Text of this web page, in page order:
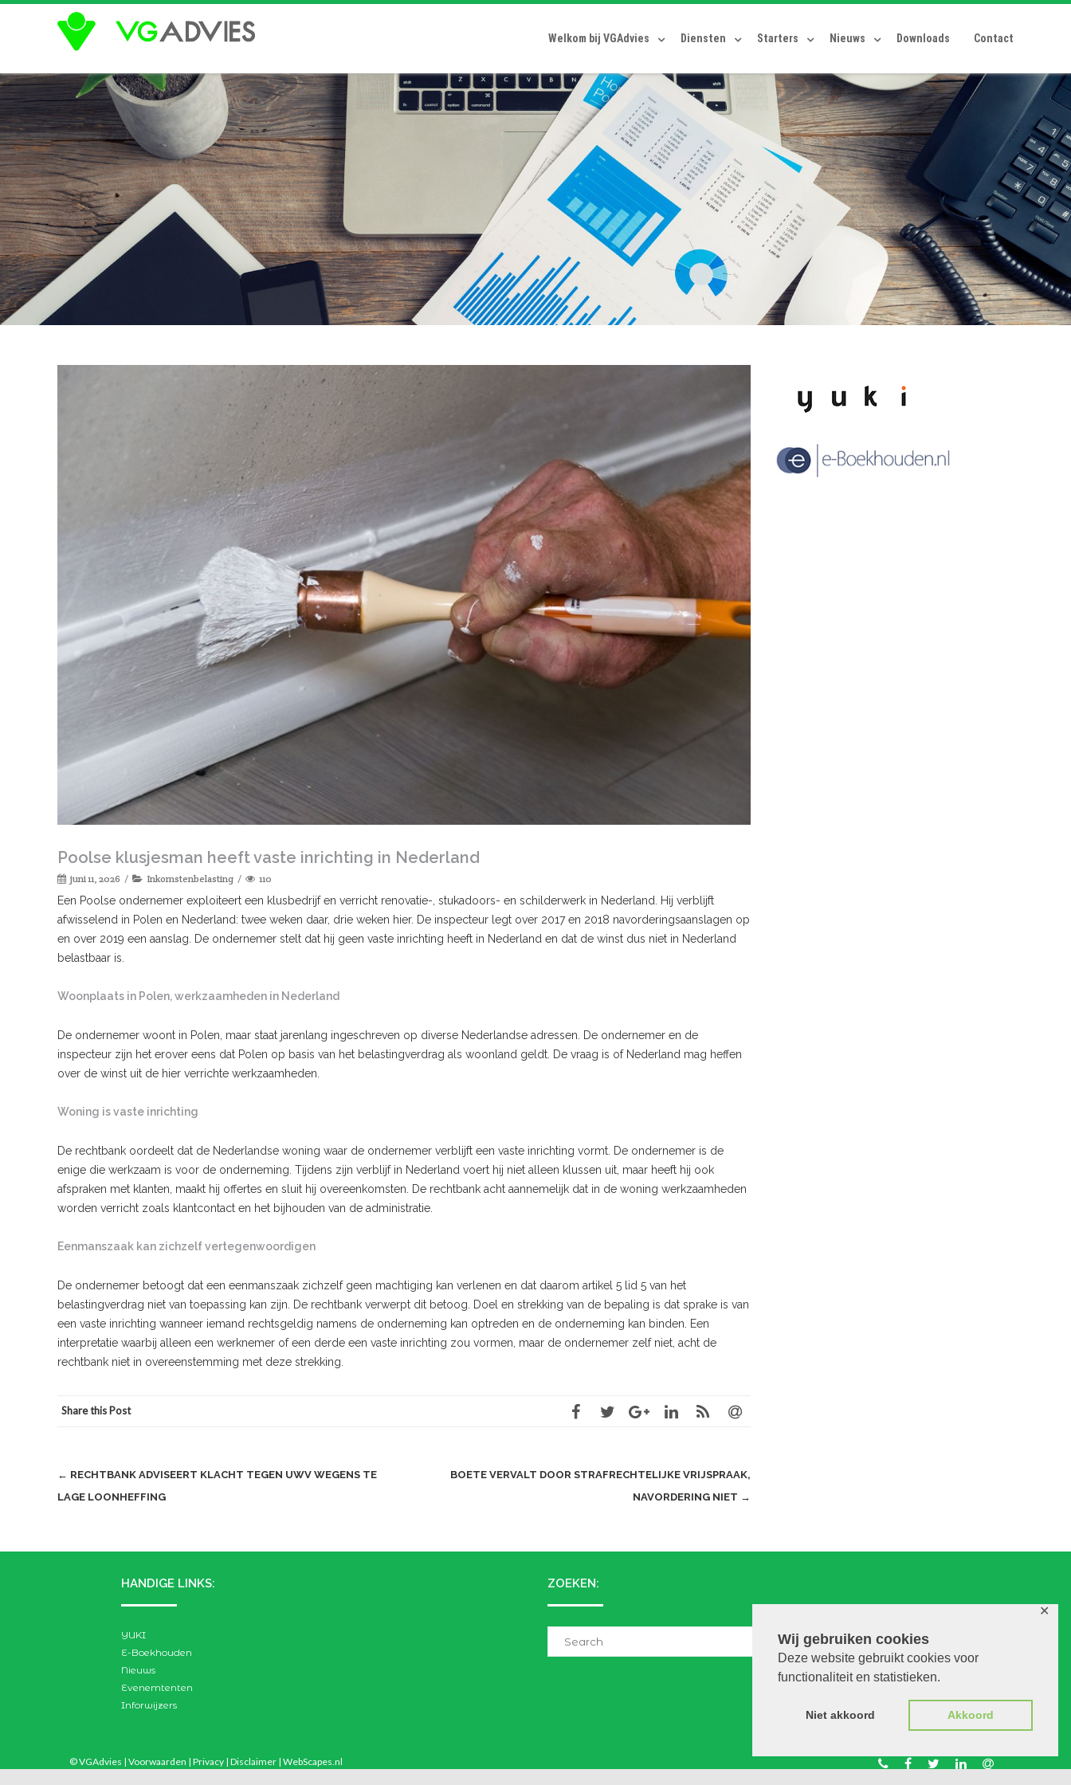
Wij gebruiken cookies
Deze website gebruikt cookies voor
functionaliteit en statistieken.
Niet akkoord Akkoord
✕
Welkom bij VGAdvies Diensten Starters Nieuws Downloads Contact
Poolse klusjesman heeft vaste inrichting in Nederland
juni 11, 2026 Inkomstenbelasting 110
Een Poolse ondernemer exploiteert een klusbedrijf en verricht renovatie-, stukadoors- en schilderwerk in Nederland. Hij verblijft
afwisselend in Polen en Nederland: twee weken daar, drie weken hier. De inspecteur legt over 2017 en 2018 navorderingsaanslagen op
en over 2019 een aanslag. De ondernemer stelt dat hij geen vaste inrichting heeft in Nederland en dat de winst dus niet in Nederland
belastbaar is.
Woonplaats in Polen, werkzaamheden in Nederland
De ondernemer woont in Polen, maar staat jarenlang ingeschreven op diverse Nederlandse adressen. De ondernemer en de
inspecteur zijn het erover eens dat Polen op basis van het belastingverdrag als woonland geldt. De vraag is of Nederland mag heffen
over de winst uit de hier verrichte werkzaamheden.
Woning is vaste inrichting
De rechtbank oordeelt dat de Nederlandse woning waar de ondernemer verblijft een vaste inrichting vormt. De ondernemer is de
enige die werkzaam is voor de onderneming. Tijdens zijn verblijf in Nederland voert hij niet alleen klussen uit, maar heeft hij ook
afspraken met klanten, maakt hij offertes en sluit hij overeenkomsten. De rechtbank acht aannemelijk dat in de woning werkzaamheden
worden verricht zoals klantcontact en het bijhouden van de administratie.
Eenmanszaak kan zichzelf vertegenwoordigen
De ondernemer betoogt dat een eenmanszaak zichzelf geen machtiging kan verlenen en dat daarom artikel 5 lid 5 van het
belastingverdrag niet van toepassing kan zijn. De rechtbank verwerpt dit betoog. Doel en strekking van de bepaling is dat sprake is van
een vaste inrichting wanneer iemand rechtsgeldig namens de onderneming kan optreden en de onderneming kan binden. Een
interpretatie waarbij alleen een werknemer of een derde een vaste inrichting zou vormen, maar de ondernemer zelf niet, acht de
rechtbank niet in overeenstemming met deze strekking.
Share this Post
Post
navigation
← RECHTBANK ADVISEERT KLACHT TEGEN UWV WEGENS TE
LAGE LOONHEFFING
BOETE VERVALT DOOR STRAFRECHTELIJKE VRIJSPRAAK,
NAVORDERING NIET →
HANDIGE LINKS:
YUKI
E-Boekhouden
Nieuws
Evenemtenten
Inforwijzers
ZOEKEN:
© VGAdvies | Voorwaarden | Privacy | Disclaimer | WebScapes.nl